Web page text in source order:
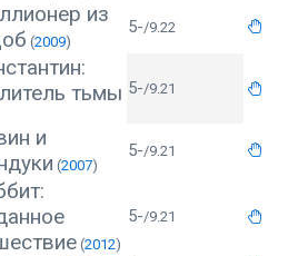
из
(2009)
5-/9.22
тьмы 5-/9.21
и
(2007)
5-/9.21
(2012)
5-/9.21